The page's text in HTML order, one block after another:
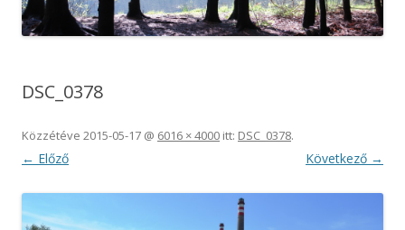
DSC_0378
Közzétéve 2015-05-17 @ 6016 × 4000 itt: DSC_0378.
← Előző Következő →